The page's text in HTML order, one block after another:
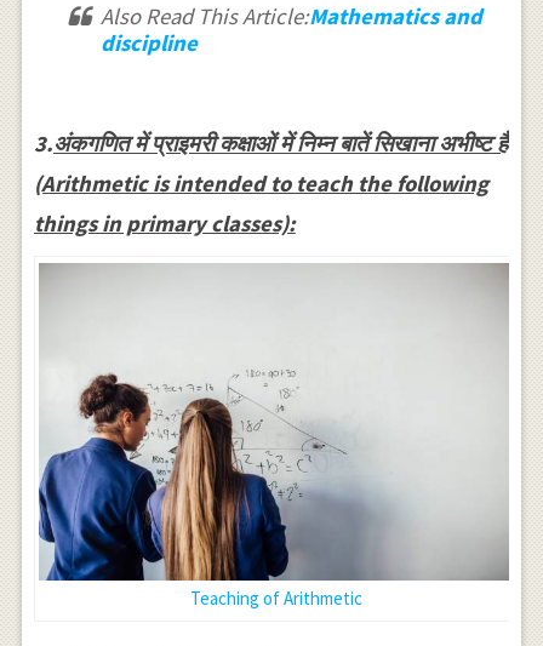
Also Read This Article:Mathematics and
discipline
3.अंकगणित में प्राइमरी कक्षाओं में निम्न बातें सिखाना अभीष्ट है
(Arithmetic is intended to teach the following
things in primary classes):
Teaching of Arithmetic